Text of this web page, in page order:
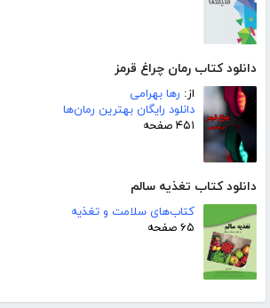
دانلود کتاب رمان چراغ قرمز
از: رها بهرامی
دانلود رایگان بهترین رمان‌ها
۴۵۱ صفحه
دانلود کتاب تغذیه سالم
کتاب‌های سلامت و تغذیه
۶۵ صفحه